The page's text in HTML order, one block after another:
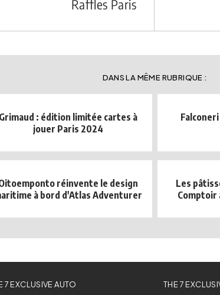
Raffles Paris
DANS LA MÊME RUBRIQUE :
Grimaud : édition limitée cartes à
jouer Paris 2024
réinvente le design
à bord d'Atlas Adventurer
Les
7 EXCLUSIVE AUTO THE 7